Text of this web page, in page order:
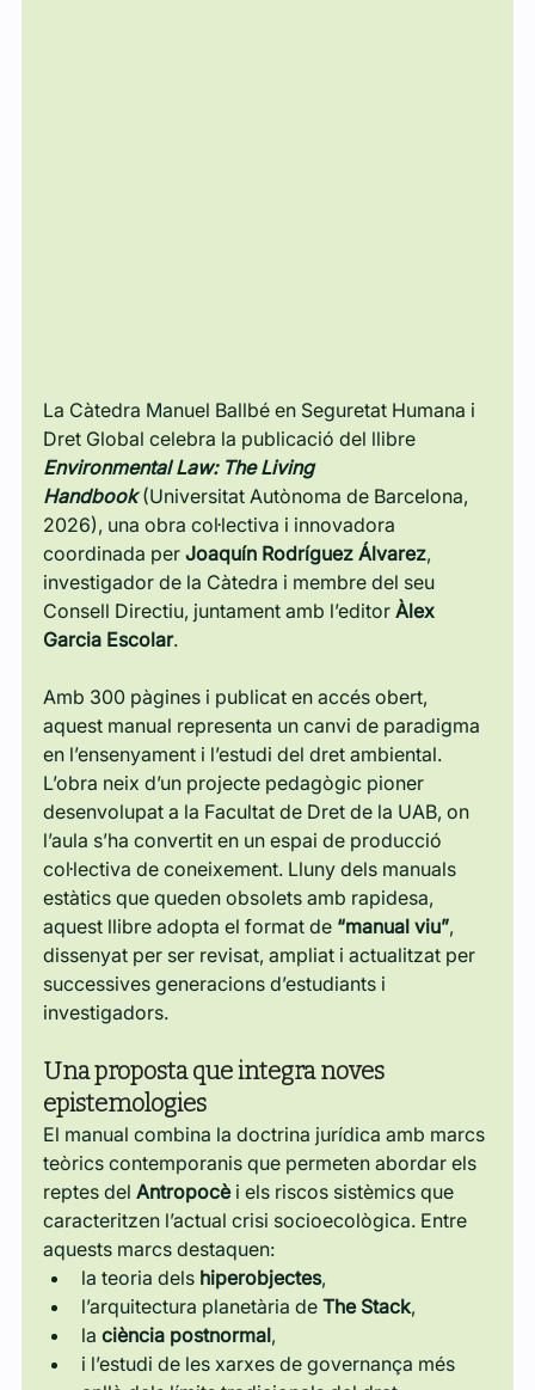
La Càtedra Manuel Ballbé en Seguretat Humana i
Dret Global celebra la publicació del llibre
Environmental Law: The Living
Handbook (Universitat Autònoma de Barcelona,
2026), una obra col·lectiva i innovadora
coordinada per Joaquín Rodríguez Álvarez,
investigador de la Càtedra i membre del seu
Consell Directiu, juntament amb l’editor Àlex
Garcia Escolar.
Amb 300 pàgines i publicat en accés obert,
aquest manual representa un canvi de paradigma
en l’ensenyament i l’estudi del dret ambiental.
L’obra neix d’un projecte pedagògic pioner
desenvolupat a la Facultat de Dret de la UAB, on
l’aula s’ha convertit en un espai de producció
col·lectiva de coneixement. Lluny dels manuals
estàtics que queden obsolets amb rapidesa,
aquest llibre adopta el format de “manual viu”,
dissenyat per ser revisat, ampliat i actualitzat per
successives generacions d’estudiants i
investigadors.
Una proposta que integra noves
epistemologies
El manual combina la doctrina jurídica amb marcs
teòrics contemporanis que permeten abordar els
reptes del Antropocè i els riscos sistèmics que
caracteritzen l’actual crisi socioecològica. Entre
aquests marcs destaquen:
la teoria dels hiperobjectes,
l’arquitectura planetària de The Stack,
la ciència postnormal,
i l’estudi de les xarxes de governança més